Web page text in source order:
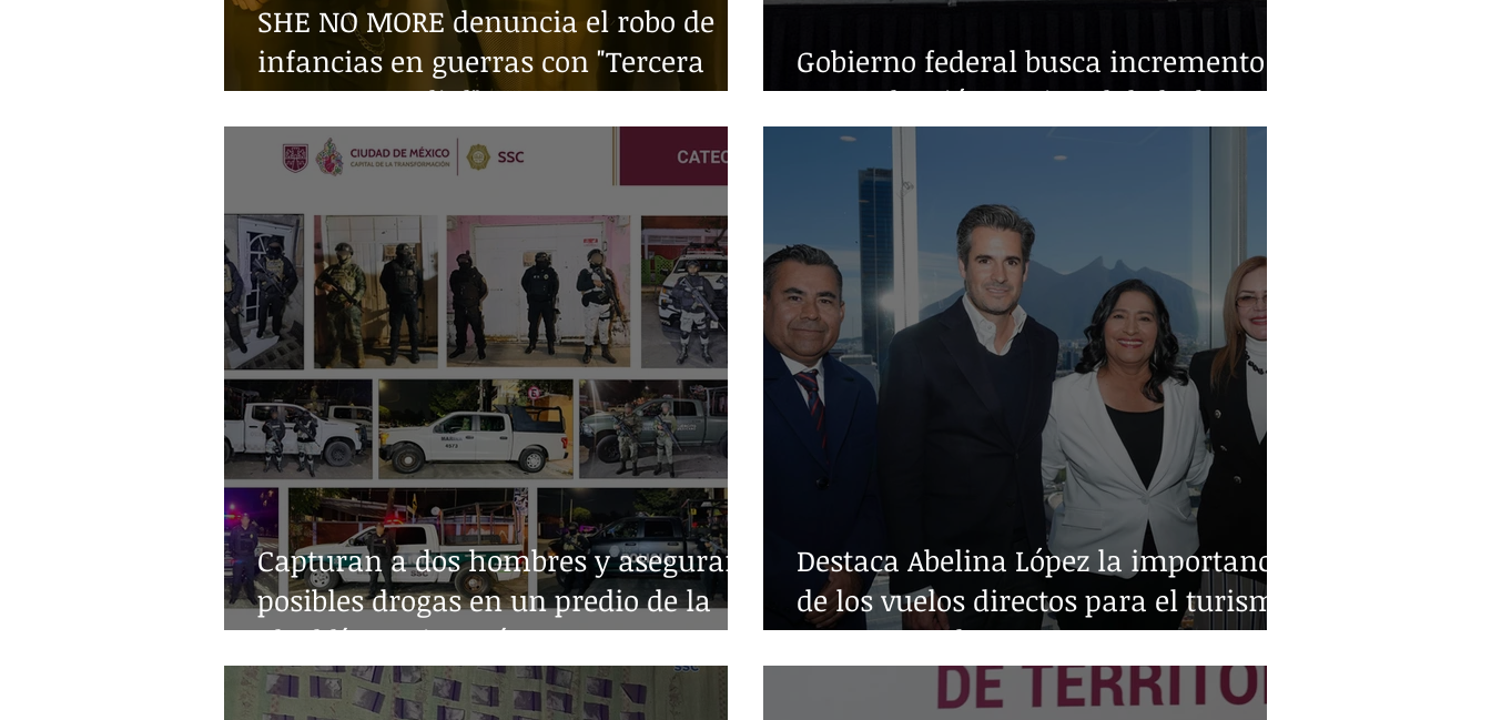
SHE NO MORE denuncia el robo de
infancias en guerras con "Tercera
Guerra Mundial"
Gobierno federal busca incremento
en producción nacional de leche
Capturan a dos hombres y aseguran
posibles drogas en un predio de la
alcaldía Benito Juárez
Destaca Abelina López la importancia
de los vuelos directos para el turismo
entre Acapulco y Monterrey